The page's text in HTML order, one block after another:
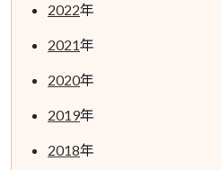
2022年
2021年
2020年
2019年
2018年